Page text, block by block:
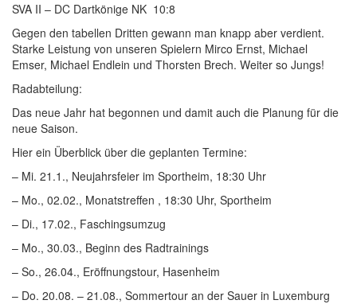
SVA II – DC Dartkönige NK 10:8
Gegen den tabellen Dritten gewann man knapp aber verdient.
Starke Leistung von unseren Spielern Mirco Ernst, Michael
Emser, Michael Endlein und Thorsten Brech. Weiter so Jungs!
Radabteilung:
Das neue Jahr hat begonnen und damit auch die Planung für die
neue Saison.
Hier ein Überblick über die geplanten Termine:
– Mi. 21.1., Neujahrsfeier im Sportheim, 18:30 Uhr
– Mo., 02.02., Monatstreffen , 18:30 Uhr, Sportheim
– Di., 17.02., Faschingsumzug
– Mo., 30.03., Beginn des Radtrainings
– So., 26.04., Eröffnungstour, Hasenheim
– Do. 20.08. – 21.08., Sommertour an der Sauer in Luxemburg